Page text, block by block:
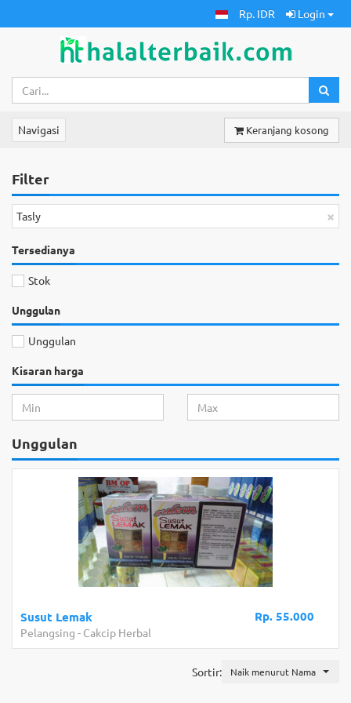
Rp. IDR Login
Navigasi Keranjang kosong
Filter
×
Tasly
Tersedianya
Stok
Unggulan
Unggulan
Kisaran harga
Unggulan
Rp. 55.000
Susut Lemak
Pelangsing - Cakcip Herbal
Sortir: Naik menurut Nama